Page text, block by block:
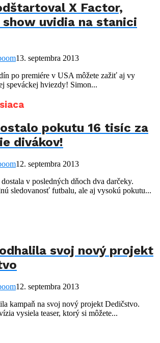
X Factor,
show uvidia na stanici
13. septembra 2013
po premiére v USA môžete zažiť aj vy
speváckej hviezdy! Simon...
pokutu 16 tisíc za
divákov!
12. septembra 2013
v posledných dňoch dva darčeky.
sledovanosť futbalu, ale aj vysokú pokutu...
svoj nový projekt
12. septembra 2013
kampaň na svoj nový projekt Dedičstvo.
vysiela teaser, ktorý si môžete...